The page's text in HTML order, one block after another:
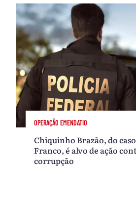
OPERAÇÃO EMENDATIO
Chiquinho Brazão, do
Franco, é alvo de ação
corrupção